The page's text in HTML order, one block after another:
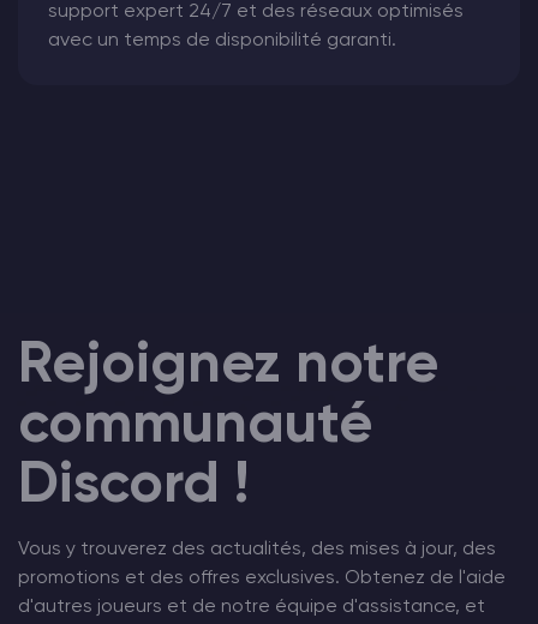
support expert 24/7 et des réseaux optimisés
avec un temps de disponibilité garanti.
Rejoignez notre
communauté
Discord !
Vous y trouverez des actualités, des mises à jour, des
promotions et des offres exclusives. Obtenez de l'aide
d'autres joueurs et de notre équipe d'assistance, et